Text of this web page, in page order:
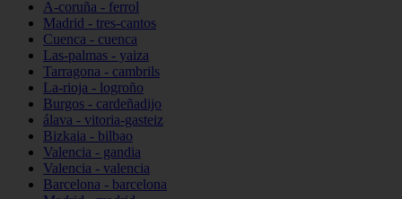
A-coruña - ferrol
Madrid - tres-cantos
Cuenca - cuenca
Las-palmas - yaiza
Tarragona - cambrils
La-rioja - logroño
Burgos - cardeñadijo
álava - vitoria-gasteiz
Bizkaia - bilbao
Valencia - gandia
Valencia - valencia
Barcelona - barcelona